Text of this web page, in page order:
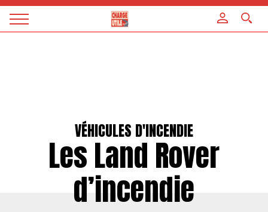
Magazine
VÉHICULES D'INCENDIE
Les Land Rover
d’incendie
Panneau de gestion des cookies